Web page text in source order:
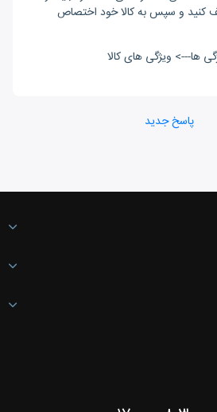
کنید و سپس به کالا خود اختصاص
ها---> ویژگی های کالا
پاسخ جدید